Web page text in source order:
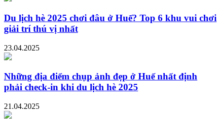
Du lịch hè 2025 chơi đâu ở Huế? Top 6 khu vui chơi
giải trí thú vị nhất
23.04.2025
Những địa điểm chụp ảnh đẹp ở Huế nhất định
phải check-in khi du lịch hè 2025
21.04.2025